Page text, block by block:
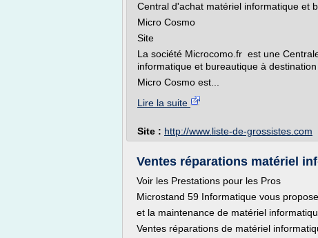
Central d'achat matériel informatique et
Micro Cosmo
Site
La société Microcomo.fr est une
informatique et bureautique à
Micro Cosmo est...
Lire la suite
Site : http://www.liste-de-grossistes.com
Ventes réparations matériel
Voir les Prestations pour les Pros
Microstand 59 Informatique vous
et la maintenance de matériel
Ventes réparations de matériel